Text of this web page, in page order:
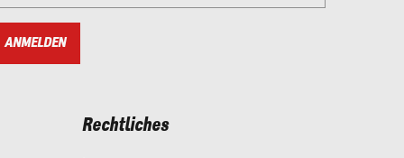
ANMELDEN
Rechtliches